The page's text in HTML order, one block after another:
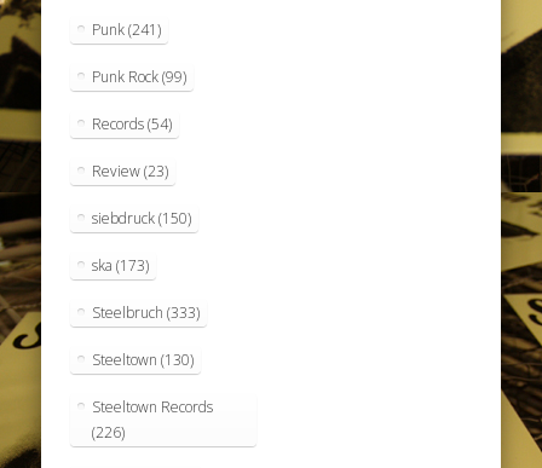
Punk(241)
Punk Rock(99)
Records(54)
Review(23)
siebdruck(150)
ska (173)
Steelbruch (333)
Steeltown (130)
Steeltown Records
(226)